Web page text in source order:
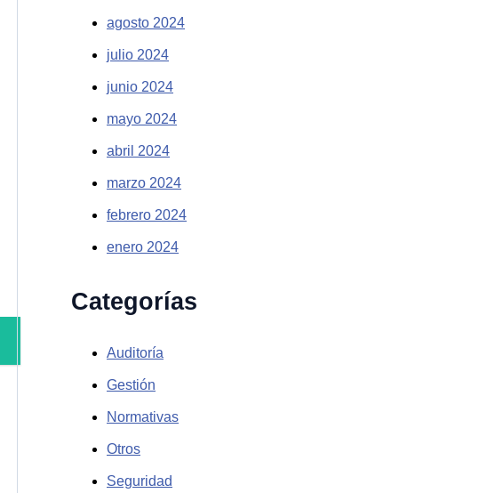
agosto 2024
julio 2024
junio 2024
mayo 2024
abril 2024
marzo 2024
febrero 2024
enero 2024
Categorías
Auditoría
Gestión
Normativas
Otros
Seguridad